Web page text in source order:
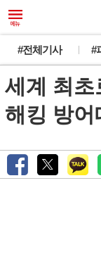
#전체기사 #
세계 최초
해킹 방어